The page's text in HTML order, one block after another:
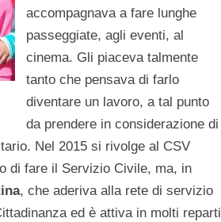
accompagnava a fare lunghe
passeggiate, agli eventi, al
cinema. Gli piaceva talmente
tanto che pensava di farlo
diventare un lavoro, a tal punto
da prendere in considerazione di
Nel 2015 si rivolge al CSV
di fare il Servizio Civile, ma, in
, che aderiva alla rete di servizio
ed è attiva in molti reparti